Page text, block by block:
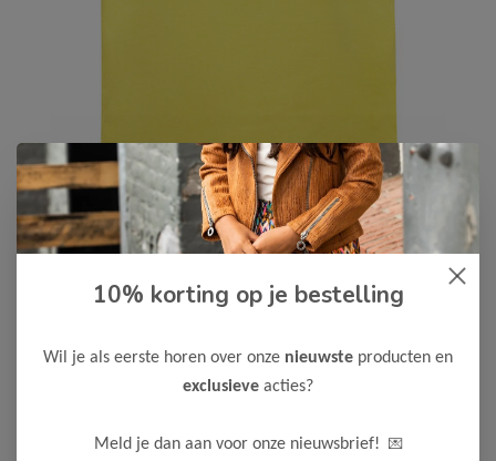
Koko Noko -50%
10,00 19,99
Kleur: Yellow / Materiaal: 95% Cotton/ 5% Elastane
Maak een keuze:
10% korting op je bestelling
Wil je als eerste horen over onze nieuwste producten en
exclusieve acties?
Meld je dan aan voor onze nieuwsbrief! 💌